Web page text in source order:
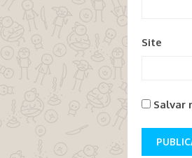
Site
Salvar